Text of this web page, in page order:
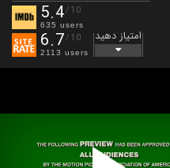
5.4/10
635 users
6.7/10
2113 users
امتیاز دهید